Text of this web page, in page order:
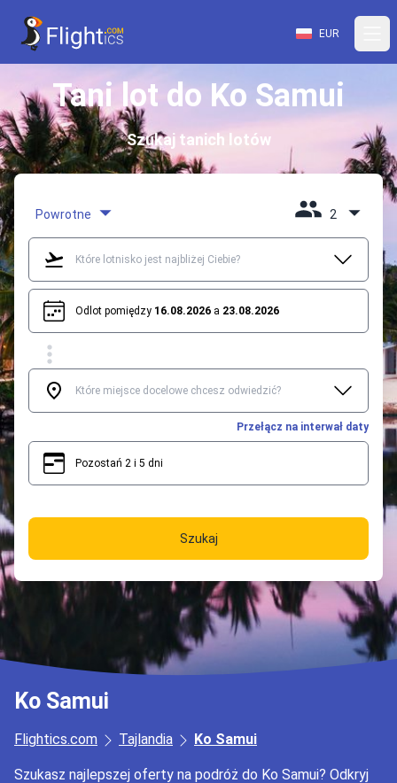
EUR
Tani lot do Ko Samui
Szukaj tanich lotów
Powrotne 2
Odlot pomiędzy 16.08.2026 a 23.08.2026
Przełącz na interwał daty
Pozostań 2 i 5 dni
Szukaj
Ko Samui
Flightics.com Tajlandia Ko Samui
Szukasz najlepszej oferty na podróż do Ko Samui? Odkryj